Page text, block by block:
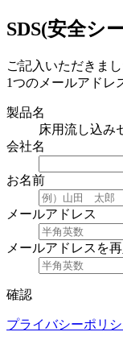
SDS(安全シ
ご記入いただきま
1つのメールアドレ
製品名
床用流し込み
会社名
お名前
メールアドレス
メールアドレスを
確認
プライバシーポリ